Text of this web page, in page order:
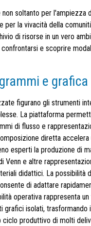
soltanto per l'ampiezza
per la vivacità della
di risorse in un vero
e scoprire
e
figurano gli strumenti
La piattaforma
di flusso e
diretta
esperti la produzione di
Venn e altre
didattici. La possibilità
di adattare
operativa rappresenta
grafici isolati,
produttivo di molti